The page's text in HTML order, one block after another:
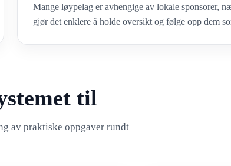
Mange løypelag er avhengige av lokale sponsorer,
gjør det enklere å holde oversikt og følge opp dem
til
av praktiske oppgaver rundt